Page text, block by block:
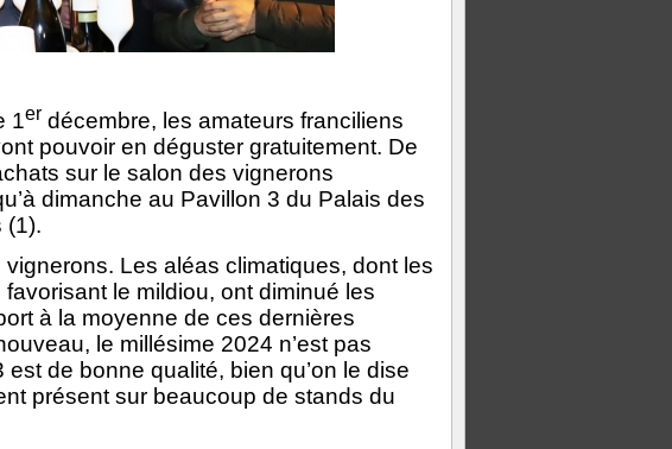
1er décembre, les amateurs franciliens
pouvoir en déguster gratuitement. De
sur le salon des vignerons
dimanche au Pavillon 3 du Palais des
(1).
Les aléas climatiques, dont les
le mildiou, ont diminué les
à la moyenne de ces dernières
le millésime 2024 n’est pas
de bonne qualité, bien qu’on le dise
présent sur beaucoup de stands du